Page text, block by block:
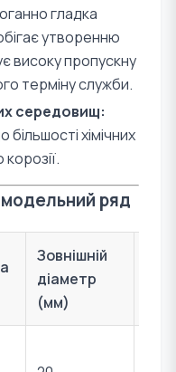
гладка
утворенню
високу пропускну
терміну служби.
середовищ:
хімічних
модельний ряд
Зовнішній
діаметр
(мм)